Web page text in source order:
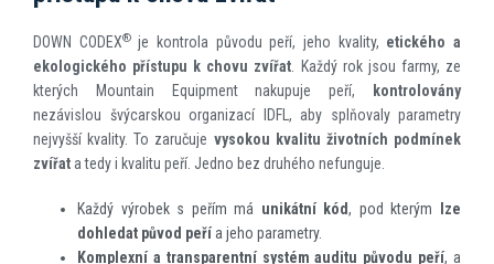
DOWN CODEX®je kontrola původu peří, jeho kvality, etického a
ekologického přístupu k chovu zvířat . Každý rok jsou farmy, ze
kterých Mountain Equipment nakupuje peří,
kontrolovány
nezávislou švýcarskou organizací IDFL, aby splňovaly parametry
nejvyšší kvality. To zaručuje vysokou kvalitu životních podmínek
zvířat a tedy i kvalitu peří. Jedno bez druhého nefunguje.
Každý výrobek s peřím má unikátní kód, pod kterým
lze
dohledat původ peřía jeho parametry.
Komplexní a transparentní systém auditu původu peří, a